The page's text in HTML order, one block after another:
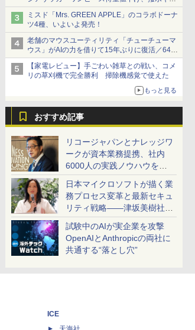
ショーツは1990円に
ミスド「Mrs. GREEN APPLE」のコラボドーナ
ツ4種、いよいよ発売！
老舗のマウスユーティリティ「チューチューマ
ウス」がAIの力を借りて15年ぶりに復活／64bit
化、Windows 10/11、「Chrome」も走り回
る。復活記念で2026年末まで500円
【家電レビュー】手ごわい雑草との戦い、コメ
リの草刈機で完全勝利 掃除機感覚で使えた
もっと見る
おすすめ記事
リコージャパンとナレッジワ
ークが資本業務提携、社内
6000人の実践ノウハウを生
かした「AI商談記録 for
RICOH」を展開へ
日本マイクロソフトが描く業
務プロセス変革と最新セキュ
リティ戦略――津坂美樹社長
が2027年度戦略を説明
試験中のAIが実企業を攻撃
OpenAIとAnthropicの両社に
共通する“落とし穴”
ICE